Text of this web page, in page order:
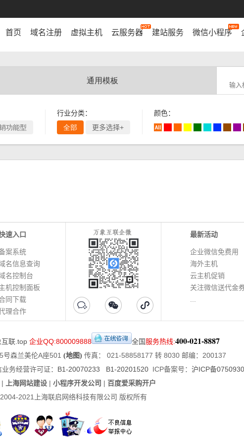
首页 域名注册 虚拟主机 云服务器 建站服务 微信小程序
通用模板
功能型
行业分类：
全部
更多选择+
颜色：
速入口
案系统
名信息查询
名控制台
机控制面板
同下载
理合作
最新活动
企业微信免费用
海外主机
云主机促销
关注微信送代金
互联.top 企业QQ:800009888 全国服务热线:400-021-8887
号森兰美伦A座501 (地图) 传真： 021-58858177 转 8030 邮编：200137
务经营许可证： B1-20070233 B1-20201520 ICP备案号： 沪ICP备
| 上海网站建设 | 小程序开发公司 | 百度爱采购开户
2021上海联启网络科技有限公司 版权所有